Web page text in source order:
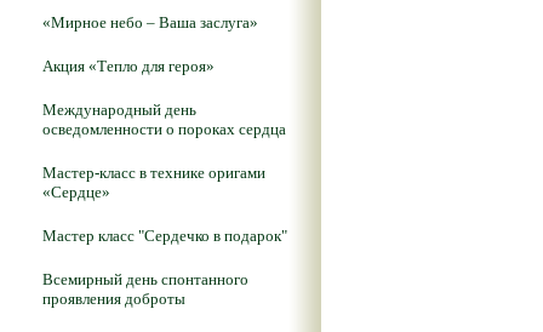
«Мирное небо – Ваша заслуга»
Акция «Тепло для героя»
Международный день
осведомленности о пороках сердца
Мастер-класс в технике оригами
«Сердце»
Мастер класс "Сердечко в подарок"
Всемирный день спонтанного
проявления доброты